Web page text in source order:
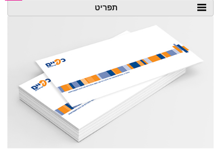
לאזור
תוכן
תפריט